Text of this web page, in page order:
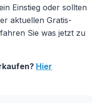
Einstieg oder sollten
aktuellen Gratis-
Sie was jetzt zu
Hier